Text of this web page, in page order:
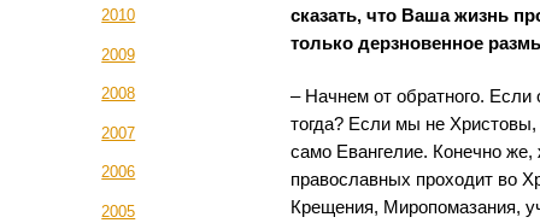
2010
2009
2008
2007
2006
2005
сказать, что Ваша жизнь
только дерзновенное
– Начнем от обратного. Если
тогда? Если мы не
само Евангелие. Конечно
православных проходит во
Крещения, Миропомазания,